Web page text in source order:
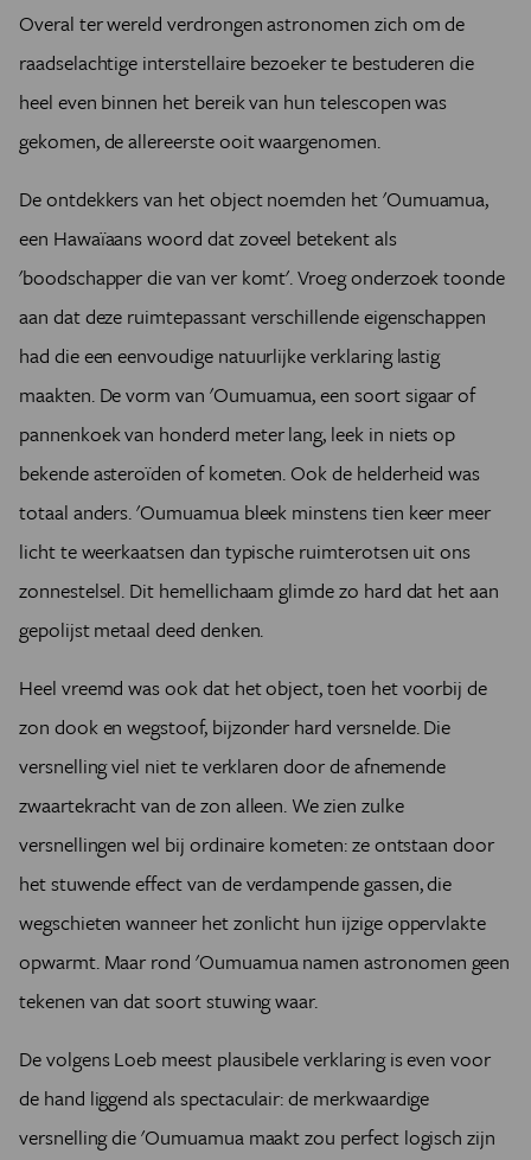
Overal ter wereld verdrongen astronomen zich om de
raadselachtige interstellaire bezoeker te bestuderen die
heel even binnen het bereik van hun telescopen was
gekomen, de allereerste ooit waargenomen.
De ontdekkers van het object noemden het 'Oumuamua,
een Hawaïaans woord dat zoveel betekent als
'boodschapper die van ver komt'. Vroeg onderzoek toonde
aan dat deze ruimtepassant verschillende eigenschappen
had die een eenvoudige natuurlijke verklaring lastig
maakten. De vorm van 'Oumuamua, een soort sigaar of
pannenkoek van honderd meter lang, leek in niets op
bekende asteroïden of kometen. Ook de helderheid was
totaal anders. 'Oumuamua bleek minstens tien keer meer
licht te weerkaatsen dan typische ruimterotsen uit ons
zonnestelsel. Dit hemellichaam glimde zo hard dat het aan
gepolijst metaal deed denken.
Heel vreemd was ook dat het object, toen het voorbij de
zon dook en wegstoof, bijzonder hard versnelde. Die
versnelling viel niet te verklaren door de afnemende
zwaartekracht van de zon alleen. We zien zulke
versnellingen wel bij ordinaire kometen: ze ontstaan door
het stuwende effect van de verdampende gassen, die
wegschieten wanneer het zonlicht hun ijzige oppervlakte
opwarmt. Maar rond 'Oumuamua namen astronomen geen
tekenen van dat soort stuwing waar.
De volgens Loeb meest plausibele verklaring is even voor
de hand liggend als spectaculair: de merkwaardige
versnelling die 'Oumuamua maakt zou perfect logisch zijn